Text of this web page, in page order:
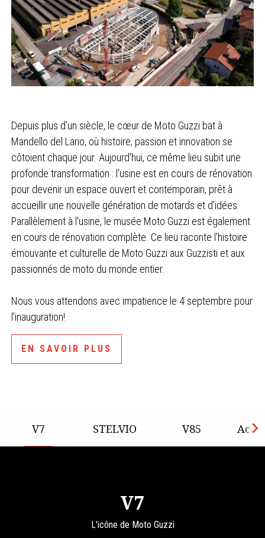
Depuis plus d'un siècle, le cœur de Moto Guzzi bat à
Mandello del Lario, où histoire, passion et innovation se
côtoient chaque jour. Aujourd'hui, ce même lieu subit une
profonde transformation : l'usine est en cours de rénovation
pour devenir un espace ouvert et contemporain, prêt à
accueillir une nouvelle génération de motards et d'idées.
Parallèlement à l'usine, le musée Moto Guzzi est également
en cours de rénovation complète. Ce lieu raconte l'histoire
émouvante et culturelle de Moto Guzzi aux Guzzisti et aux
passionnés de moto du monde entier.
Nous vous attendons avec impatience le 4 septembre pour
l'inauguration!
EN SAVOIR PLUS
V7 STELVIO V85
Item
V7
L'icône de Moto Guzzi